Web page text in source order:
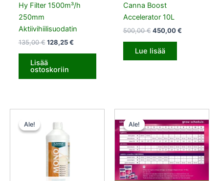
Hy Filter 1500m³/h
250mm
Aktiivihiilisuodatin
135,00€ 128,25€
Lisää
ostoskoriin
Canna Boost
Accelerator 10L
500,00€ 450,00€
Lue lisää
Ale!
Ale!
hinta
oli:
14,50 €.
hinta
on:
7,25 €.
Ale!
Ale!
hinta
oli:
92,50 €.
hinta
on:
83,25 €.